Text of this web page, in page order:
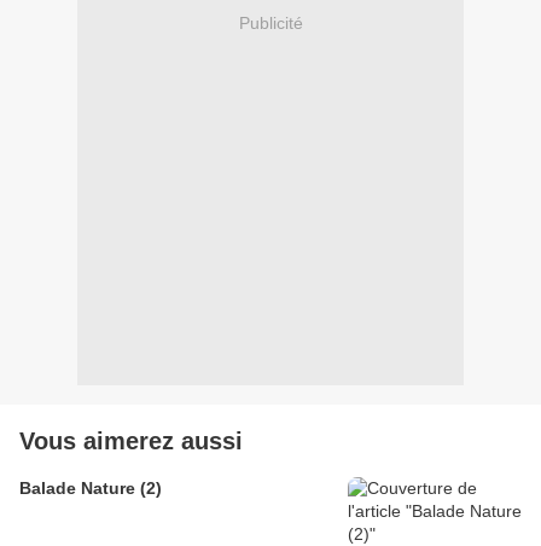
Publicité
Vous aimerez aussi
Balade Nature (2)